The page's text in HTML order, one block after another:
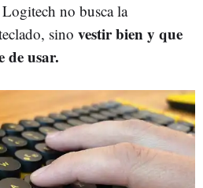
no busca la
sino vestir bien y que
de usar.